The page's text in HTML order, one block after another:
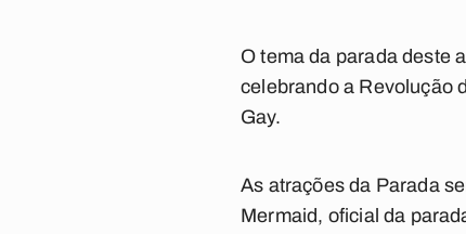
O tema da parada deste
celebrando a Revolução
Gay.
As atrações da Parada
Mermaid, oficial da